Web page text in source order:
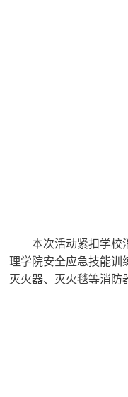
本次活动紧扣学校
理学院安全应急技能训
灭火器、灭火毯等消防